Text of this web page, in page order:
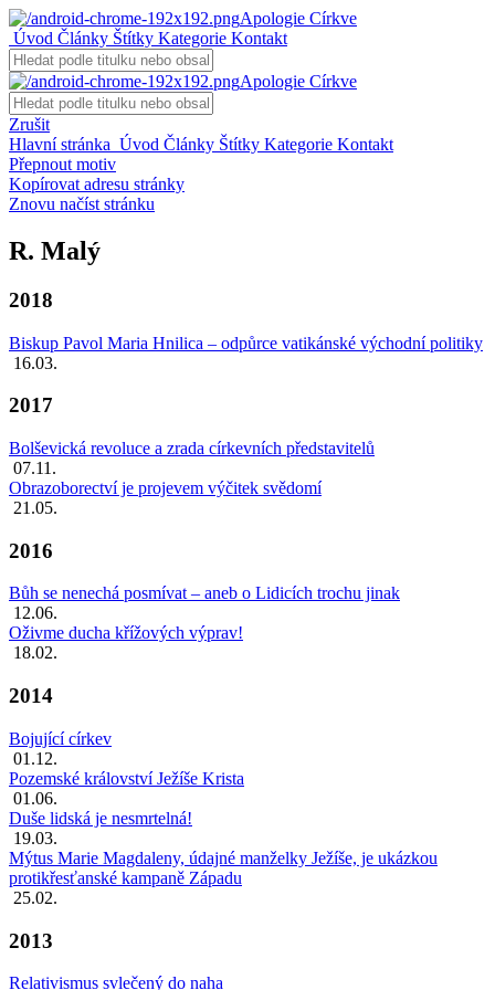
Apologie Církve
Úvod Články Štítky Kategorie Kontakt
Apologie Církve
Zrušit
Hlavní stránka Úvod Články Štítky Kategorie Kontakt
Přepnout motiv
Kopírovat adresu stránky
Znovu načíst stránku
R. Malý
2018
Biskup Pavol Maria Hnilica – odpůrce vatikánské východní politiky
16.03.
2017
Bolševická revoluce a zrada církevních představitelů
07.11.
Obrazoborectví je projevem výčitek svědomí
21.05.
2016
Bůh se nenechá posmívat – aneb o Lidicích trochu jinak
12.06.
Oživme ducha křížových výprav!
18.02.
2014
Bojující církev
01.12.
Pozemské království Ježíše Krista
01.06.
Duše lidská je nesmrtelná!
19.03.
Mýtus Marie Magdaleny, údajné manželky Ježíše, je ukázkou
protikřesťanské kampaně Západu
25.02.
2013
Relativismus svlečený do naha